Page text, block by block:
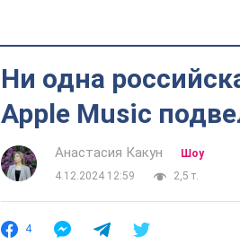
Ни одна
Apple Music
Анастасия Какун
Шоу
4.12.2024 12:59
2,5 т.
4